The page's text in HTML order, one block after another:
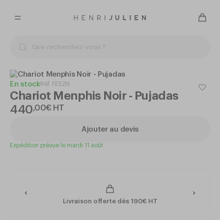
En stockRéf. FE52N
Chariot Menphis Noir - Pujadas
440,00€ HT
Ajouter au devis
Expédition prévue le mardi 11 août
Livraison offerte dès 190€ HT